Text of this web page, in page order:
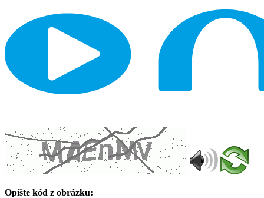
Opíšte kód z obrázku: